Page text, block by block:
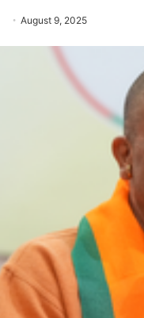
August 9, 2025